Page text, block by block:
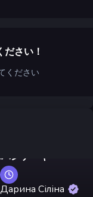
さい！
ください
ンケーキ
Дарина Сіліна